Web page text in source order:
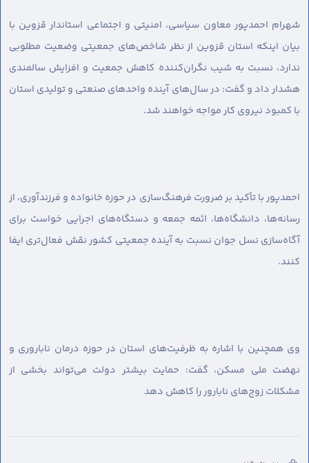
شهرام احمدپور معاون سیاسی، امنیتی و اجتماعی استاندار قزوین با
بیان اینکه استان قزوین از نظر شاخص‌های جمعیتی وضعیت مطلوبی
ندارد، نسبت به شیب نگران‌کننده کاهش جمعیت و افزایش سالمندی
هشدار داد و گفت: در سال‌های آینده واحدهای صنعتی و تولیدی استان
با کمبود نیروی کار مواجه خواهند شد.
احمدپور با تأکید بر ضرورت فرهنگ‌سازی در حوزه خانواده و فرزندآوری، از
رسانه‌ها، دانشگاه‌ها، ائمه جمعه و دستگاه‌های اجرایی خواست برای
آگاه‌سازی نسل جوان نسبت به آینده جمعیتی کشور نقش فعال‌تری ایفا
کنند.
وی همچنین با اشاره به ظرفیت‌های استان در حوزه درمان ناباروری و
نهضت ملی مسکن، گفت: حمایت بیشتر دولت می‌تواند بخشی از
مشکلات زوج‌های نابارور را کاهش دهد